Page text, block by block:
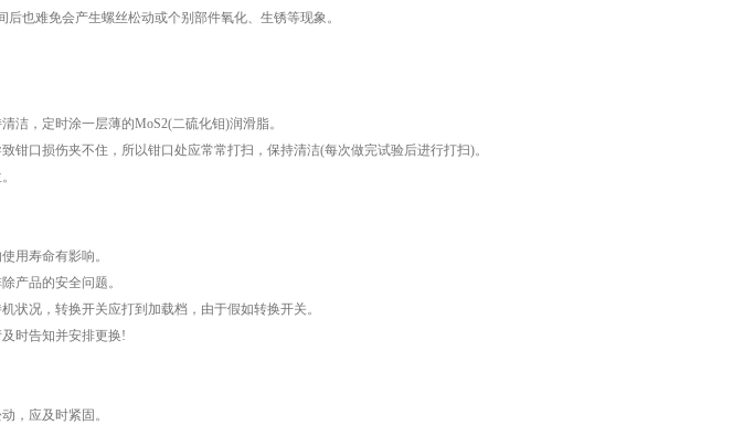
也难免会产生螺丝松动或个别部件氧化、生锈等现象。
，定时涂一层薄的MoS2(二硫化钼)润滑脂。
口损伤夹不住，所以钳口处应常常打扫，保持清洁(每次做完试验后进行打扫)。
用寿命有影响。
产品的安全问题。
况，转换开关应打到加载档，由于假如转换开关。
时告知并安排更换!
，应及时紧固。